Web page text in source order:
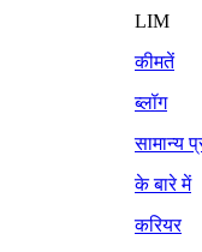
LIM
कीमतें
ब्लॉग
सामान्य
के बारे में
करियर